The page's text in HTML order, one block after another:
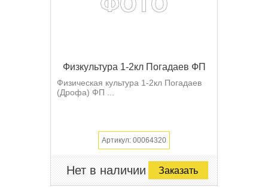
Физкультура 1-2кл Погадаев ФП
Физическая культура 1-2кл Погадаев
(Дрофа) ФП ...
Артикул: 00064320
Нет в наличии Заказать